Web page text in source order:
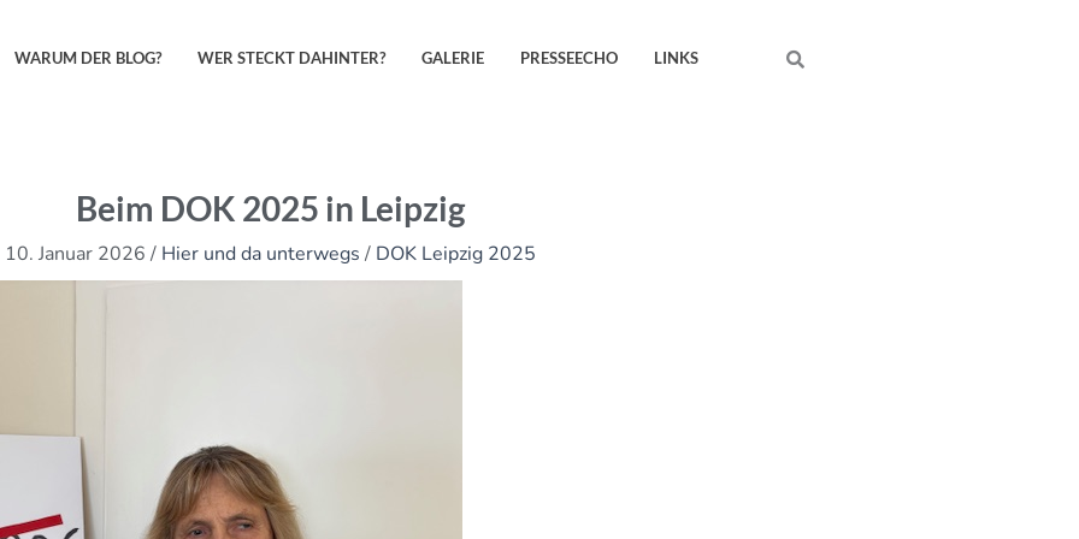
WARUM DER BLOG? WER STECKT DAHINTER? GALERIE PRESSEECHO LINKS Search
Beim DOK 2025 in Leipzig
10. Januar 2026 / Hier und da unterwegs / DOK Leipzig 2025